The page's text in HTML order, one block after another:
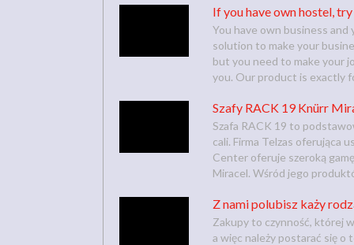
If you have own hostel,
You have own business
solution to make your
but you need to make your
you. Our product is exactly
Szafy RACK 19 Knürr
Szafa RACK 19 to
cali. Firma Telzas oferująca
Center oferuje szeroką
Miracel. Wśród jego
Z nami polubisz każy
Zakupy to czynność, której
a więc należy postarać się o